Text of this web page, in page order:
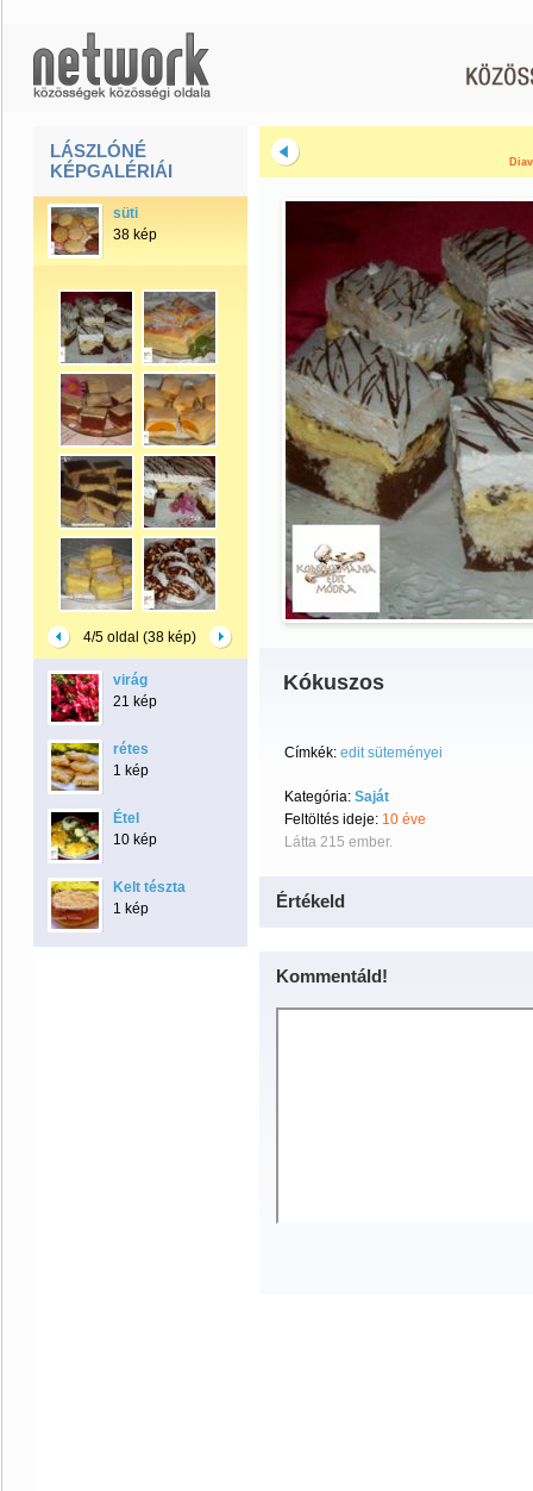
LÁSZLÓNÉ
KÉPGALÉRIÁI
süti
38 kép
4/5 oldal (38 kép)
virág
21 kép
rétes
1 kép
Étel
10 kép
Kelt tészta
1 kép
Kókuszos
Címkék: edit süteményei
Kategória: Saját
Feltöltés ideje: 10 éve
Látta 215 ember.
Értékeld
Kommentáld!